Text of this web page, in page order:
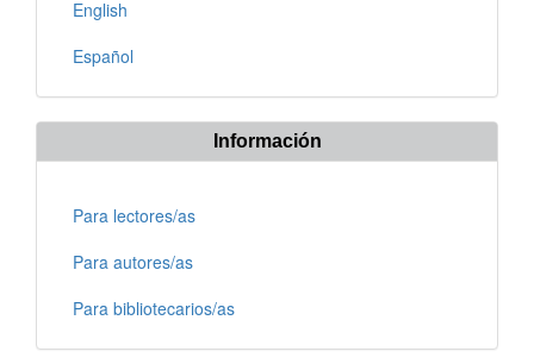
English
Español
Información
Para lectores/as
Para autores/as
Para bibliotecarios/as